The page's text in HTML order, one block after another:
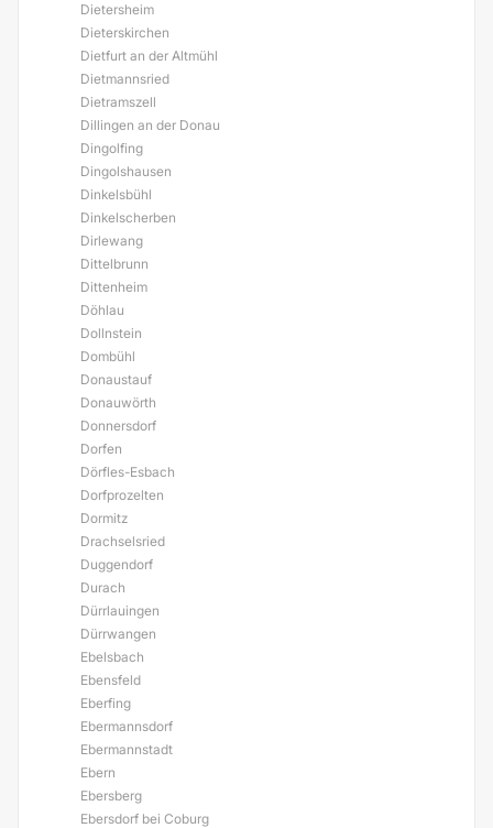
Dietersheim
Dieterskirchen
Dietfurt an der Altmühl
Dietmannsried
Dietramszell
Dillingen an der Donau
Dingolfing
Dingolshausen
Dinkelsbühl
Dinkelscherben
Dirlewang
Dittelbrunn
Dittenheim
Döhlau
Dollnstein
Dombühl
Donaustauf
Donauwörth
Donnersdorf
Dorfen
Dörfles-Esbach
Dorfprozelten
Dormitz
Drachselsried
Duggendorf
Durach
Dürrlauingen
Dürrwangen
Ebelsbach
Ebensfeld
Eberfing
Ebermannsdorf
Ebermannstadt
Ebern
Ebersberg
Ebersdorf bei Coburg